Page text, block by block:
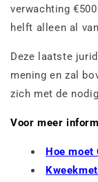
verwachting
helft alleen al
Deze laatste
mening en zal
zich met de
Voor meer
Hoe moet